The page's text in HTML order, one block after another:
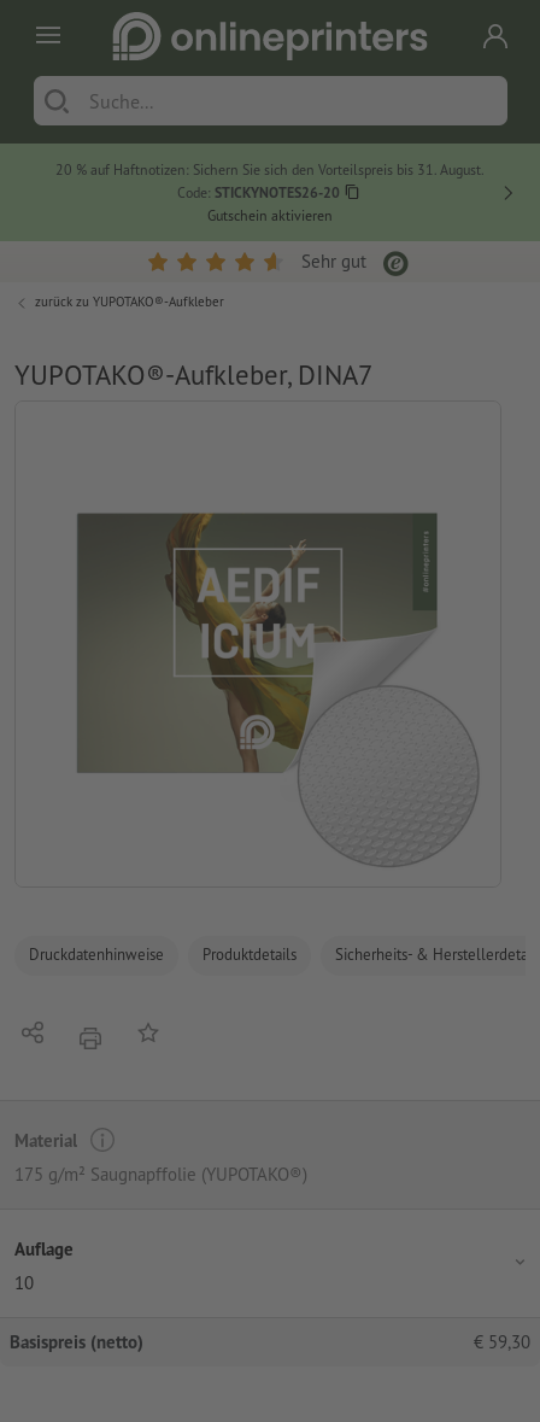
20 % auf Haftnotizen: Sichern Sie sich den Vorteilspreis bis 31. August.
Code: STICKYNOTES26-20
Gutschein aktivieren
Sehr gut
zurück zu YUPOTAKO®-Aufkleber
YUPOTAKO®-Aufkleber, DINA7
Druckdatenhinweise Produktdetails Sicherheits- &
Teilen DruckenAuf die Merkliste
Material
175 g/m² Saugnapffolie (YUPOTAKO®)
Auflage
10
Basispreis (netto) € 59,30